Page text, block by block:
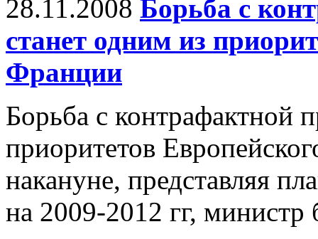
28.11.2008 Борьба с
станет одним из
Франции
Борьба с контрафактной
приоритетов
накануне, представляя
на 2009-2012 гг,